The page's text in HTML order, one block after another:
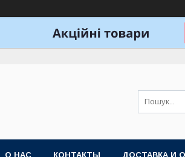
О НАС КОНТАКТЫ ДОСТАВКА И